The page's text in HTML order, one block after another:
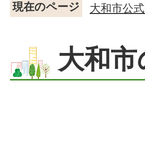
現在のページ 大和市公
大和